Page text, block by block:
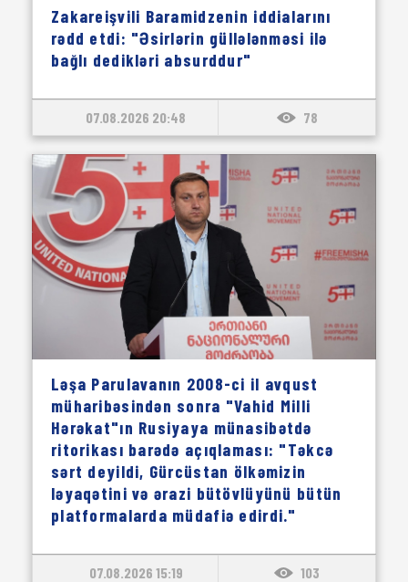
Zakareişvili Baramidzenin iddialarını
rədd etdi: "Əsirlərin güllələnməsi ilə
bağlı dedikləri absurddur"
07.08.2026 20:48 78
Ləşa Parulavanın 2008-ci il avqust
müharibəsindən sonra "Vahid Milli
Hərəkat"ın Rusiyaya münasibətdə
ritorikası barədə açıqlaması: "Təkcə
sərt deyildi, Gürcüstan ölkəmizin
ləyaqətini və ərazi bütövlüyünü bütün
platformalarda müdafiə edirdi."
07.08.2026 15:19 103